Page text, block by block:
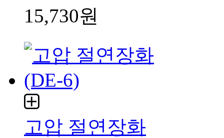
15,730원
고압 절연장화